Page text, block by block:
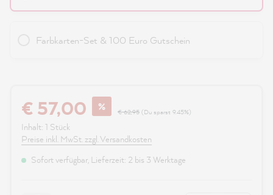
Farbkarten-Set & 100 Euro Gutschein
€ 57,00 % € 62,95 (Du sparst 9.45%)
Inhalt: 1 Stück
Preise inkl. MwSt. zzgl. Versandkosten
Sofort verfügbar, Lieferzeit: 2 bis 3 Werktage